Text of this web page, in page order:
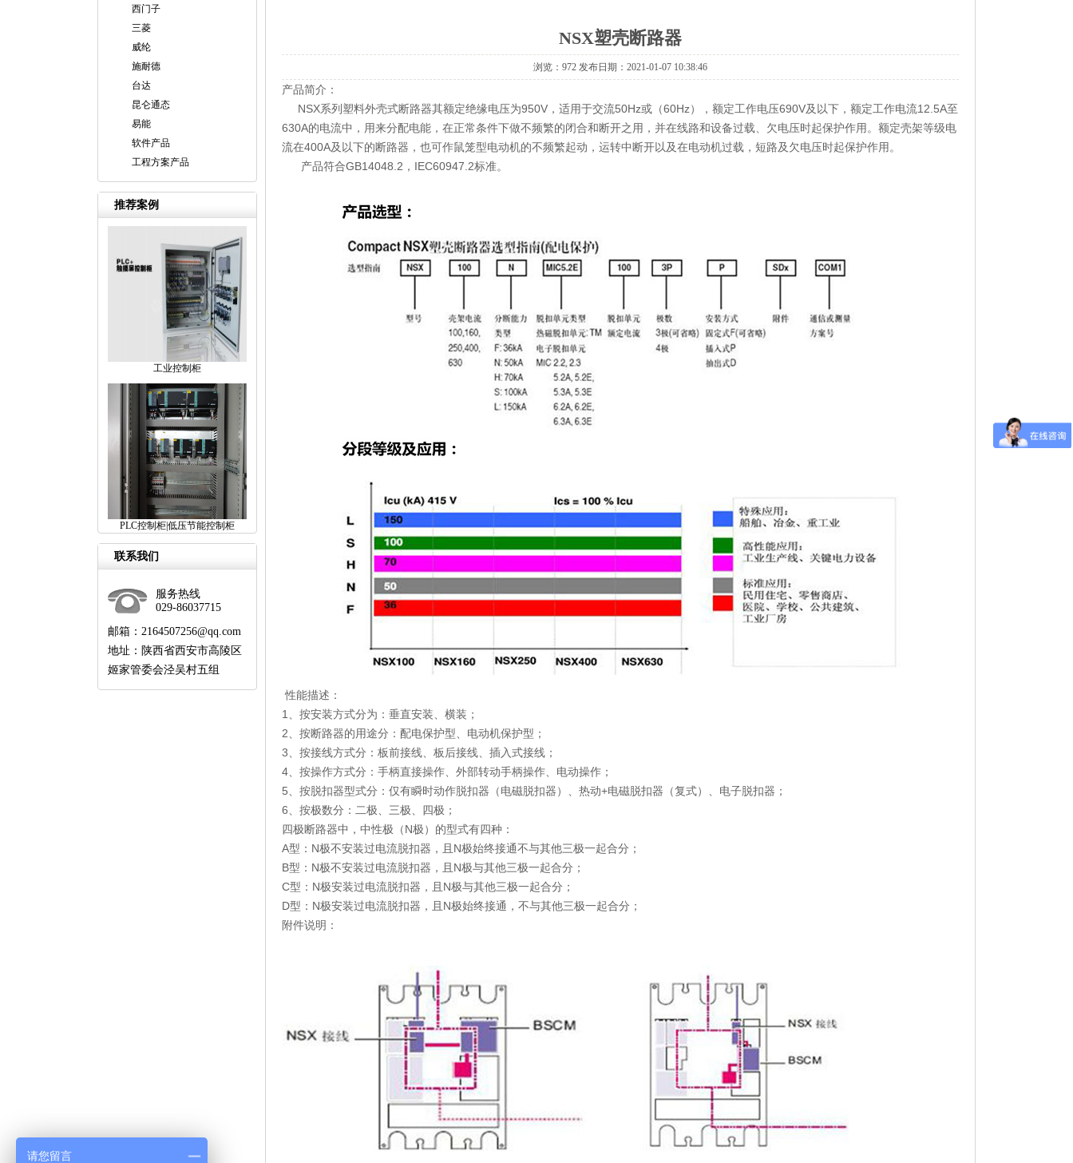
西门子
三菱
威纶
施耐德
台达
昆仑通态
易能
软件产品
工程方案产品
推荐案例
工业控制柜
PLC控制柜|低压节能控制柜
联系我们
服务热线
029-86037715
邮箱：2164507256@qq.com
地址：陕西省西安市高陵区
姬家管委会泾吴村五组
NSX塑壳断路器
浏览：972 发布日期：2021-01-07 10:38:46
产品简介：
NSX系列塑料外壳式断路器其额定绝缘电压为950V，适用于交流50Hz或（60Hz），额定工作电压690V及以下，额定工作电流12.5A至
630A的电流中，用来分配电能，在正常条件下做不频繁的闭合和断开之用，并在线路和设备过载、欠电压时起保护作用。额定壳架等级电
流在400A及以下的断路器，也可作鼠笼型电动机的不频繁起动，运转中断开以及在电动机过载，短路及欠电压时起保护作用。
产品符合GB14048.2，IEC60947.2标准。
性能描述：
1、按安装方式分为：垂直安装、横装；
2、按断路器的用途分：配电保护型、电动机保护型；
3、按接线方式分：板前接线、板后接线、插入式接线；
4、按操作方式分：手柄直接操作、外部转动手柄操作、电动操作；
5、按脱扣器型式分：仅有瞬时动作脱扣器（电磁脱扣器）、热动+电磁脱扣器（复式）、电子脱扣器；
6、按极数分：二极、三极、四极；
四极断路器中，中性极（N极）的型式有四种：
A型：N极不安装过电流脱扣器，且N极始终接通不与其他三极一起合分；
B型：N极不安装过电流脱扣器，且N极与其他三极一起合分；
C型：N极安装过电流脱扣器，且N极与其他三极一起合分；
D型：N极安装过电流脱扣器，且N极始终接通，不与其他三极一起合分；
附件说明：
请您留言